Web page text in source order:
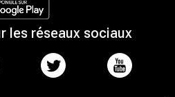
les réseaux sociaux